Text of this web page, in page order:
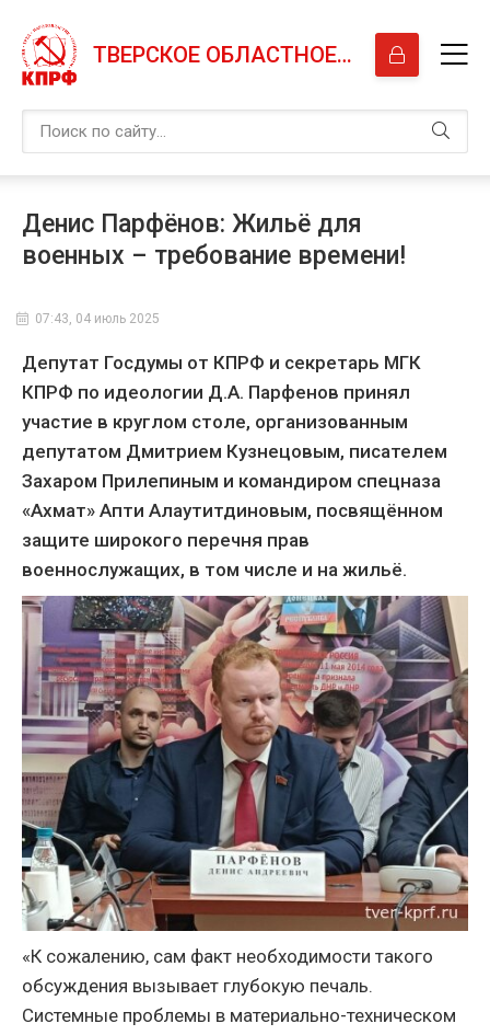
ТВЕРСКОЕ ОБЛАСТНОЕ ОТДЕЛЕНИЕ КПРФ
Денис Парфёнов: Жильё для
военных – требование времени!
07:43, 04 июль 2025
Депутат Госдумы от КПРФ и секретарь МГК
КПРФ по идеологии Д.А. Парфенов принял
участие в круглом столе, организованным
депутатом Дмитрием Кузнецовым, писателем
Захаром Прилепиным и командиром спецназа
«Ахмат» Апти Алаутитдиновым, посвящённом
защите широкого перечня прав
военнослужащих, в том числе и на жильё.
«К сожалению, сам факт необходимости такого
обсуждения вызывает глубокую печаль.
Системные проблемы в материально-техническом